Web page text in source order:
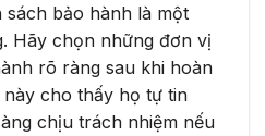
sách bảo hành là một
Hãy chọn những đơn vị
rõ ràng sau khi hoàn
cho thấy họ tự tin
chịu trách nhiệm nếu